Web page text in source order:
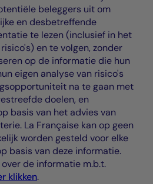
beleggers uit om
en desbetreffende
te lezen (inclusief in het
en te volgen, zonder
op de informatie die hun
eigen analyse van risico's
na te gaan met
doelen, en
basis van het advies van
La Française kan op geen
worden gesteld voor elke
basis van deze informatie.
de informatie m.b.t.
klikken.